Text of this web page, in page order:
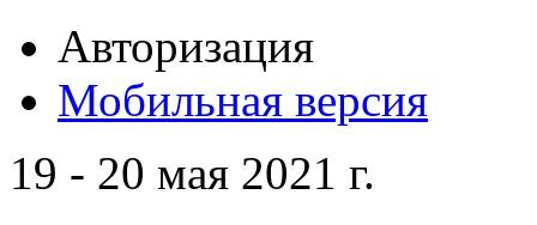
Авторизация
Мобильная версия
19 - 20 мая 2021 г.